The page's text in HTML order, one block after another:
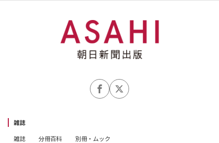
雑誌
雑誌
分冊百科 別冊・ムック